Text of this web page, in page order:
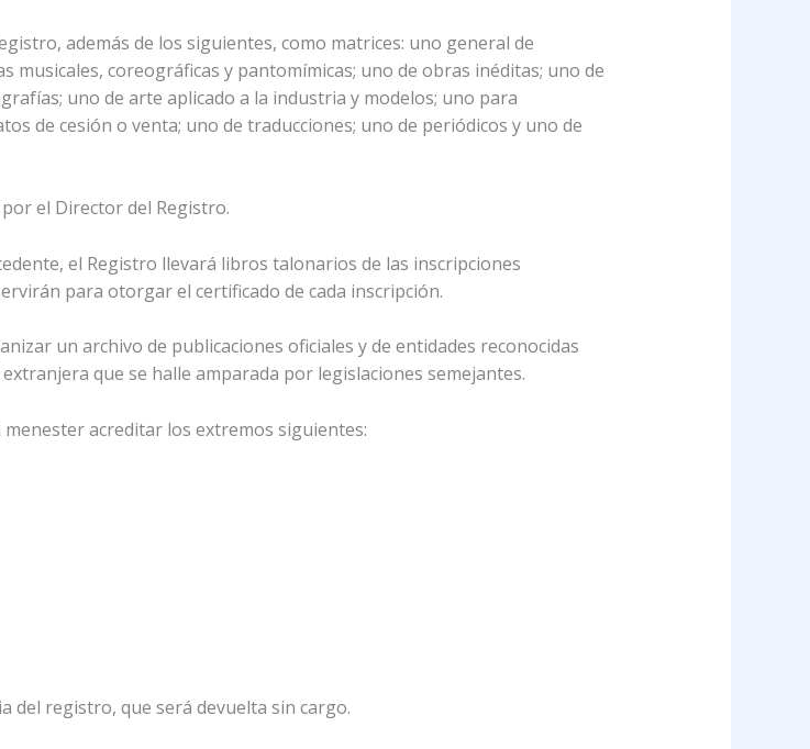
además de los siguientes, como matrices: uno general de
musicales, coreográficas y pantomímicas; uno de obras inéditas; uno de
uno de arte aplicado a la industria y modelos; uno para
de cesión o venta; uno de traducciones; uno de periódicos y uno de
el Director del Registro.
el Registro llevará libros talonarios de las inscripciones
para otorgar el certificado de cada inscripción.
un archivo de publicaciones oficiales y de entidades reconocidas
que se halle amparada por legislaciones semejantes.
acreditar los extremos siguientes:
del registro, que será devuelta sin cargo.